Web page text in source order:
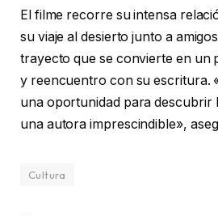
El filme recorre su intensa
su viaje al desierto junto a
trayecto que se convierte en un
y reencuentro con su escritura.
una oportunidad para descubrir
una autora imprescindible»,
Cultura